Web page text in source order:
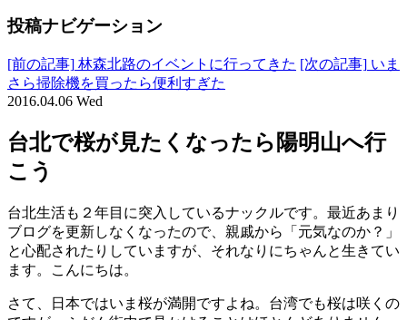
投稿ナビゲーション
[前の記事] 林森北路のイベントに行ってきた [次の記事] いま
さら掃除機を買ったら便利すぎた
2016.04.06 Wed
台北で桜が見たくなったら陽明山へ行
こう
台北生活も２年目に突入しているナックルです。最近あまり
ブログを更新しなくなったので、親戚から「元気なのか？」
と心配されたりしていますが、それなりにちゃんと生きてい
ます。こんにちは。
さて、日本ではいま桜が満開ですよね。台湾でも桜は咲くの